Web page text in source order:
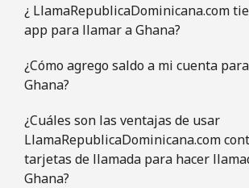
¿ LlamaRepublicaDominicana.com
app para llamar a Ghana?
¿Cómo agrego saldo a mi cuenta
Ghana?
¿Cuáles son las ventajas de usar
LlamaRepublicaDominicana.com
tarjetas de llamada para hacer
Ghana?